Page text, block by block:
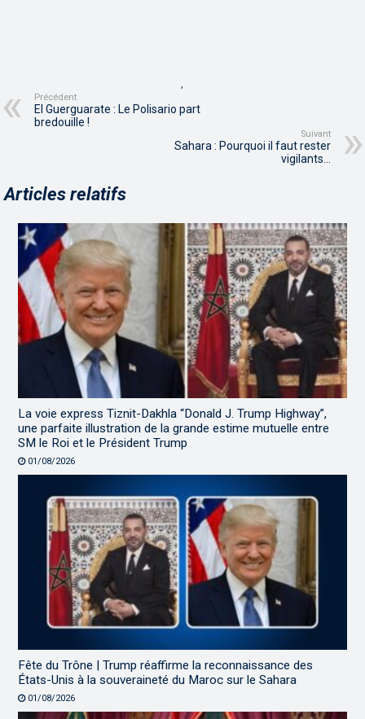
,
Précédent
El Guerguarate : Le Polisario part
bredouille !
Suivant
Sahara : Pourquoi il faut rester
vigilants…
Articles relatifs
La voie express Tiznit-Dakhla “Donald J. Trump Highway”,
une parfaite illustration de la grande estime mutuelle entre
SM le Roi et le Président Trump
01/08/2026
Fête du Trône | Trump réaffirme la reconnaissance des
États-Unis à la souveraineté du Maroc sur le Sahara
01/08/2026